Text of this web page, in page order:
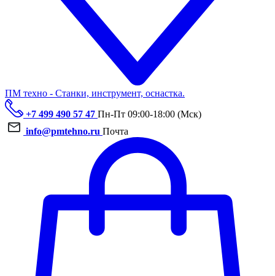
ПМ техно - Станки, инструмент, оснастка.
+7 499 490 57 47 Пн-Пт 09:00-18:00 (Мск)
info@pmtehno.ru Почта